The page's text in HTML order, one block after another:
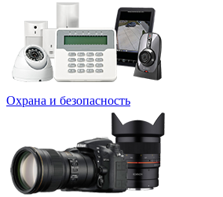
Охрана и безопасность